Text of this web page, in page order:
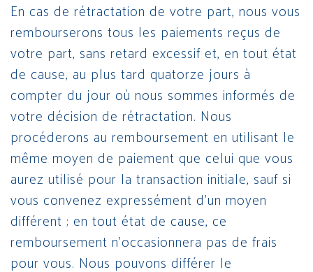
En cas de rétractation de votre part, nous vous
rembourserons tous les paiements reçus de
votre part, sans retard excessif et, en tout état
de cause, au plus tard quatorze jours à
compter du jour où nous sommes informés de
votre décision de rétractation. Nous
procéderons au remboursement en utilisant le
même moyen de paiement que celui que vous
aurez utilisé pour la transaction initiale, sauf si
vous convenez expressément d’un moyen
différent ; en tout état de cause, ce
remboursement n’occasionnera pas de frais
pour vous. Nous pouvons différer le